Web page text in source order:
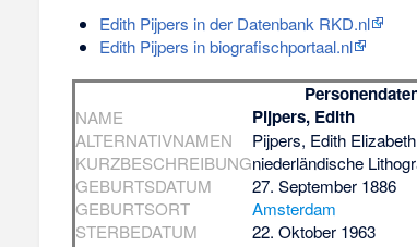
Edith Pijpers in der Datenbank RKD.nl
Edith Pijpers in biografischportaal.nl
NAME Pijpers, Edith
ALTERNATIVNAMEN
Pijpers, Edith
KURZBESCHREIBUNGniederländische
GEBURTSDATUM
27. September 1886
GEBURTSORT
Amsterdam
STERBEDATUM
22. Oktober 1963